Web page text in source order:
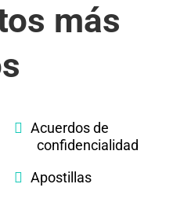
más
Acuerdos de
confidencialidad
Apostillas